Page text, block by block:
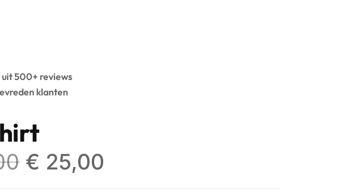
500+ reviews
klanten
€ 25,00